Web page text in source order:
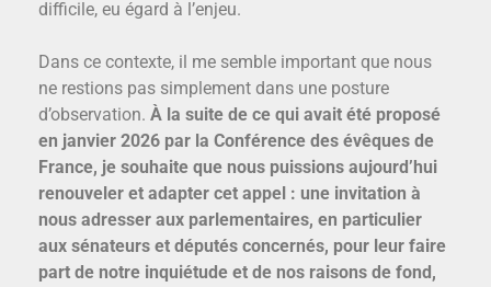
difficile, eu égard à l’enjeu.
Dans ce contexte, il me semble important que nous
ne restions pas simplement dans une posture
d’observation. À la suite de ce qui avait été proposé
en janvier 2026 par la Conférence des évêques de
France, je souhaite que nous puissions aujourd’hui
renouveler et adapter cet appel : une invitation à
nous adresser aux parlementaires, en particulier
aux sénateurs et députés concernés, pour leur faire
part de notre inquiétude et de nos raisons de fond,